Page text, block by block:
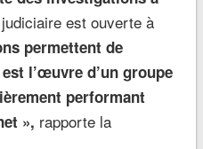
est ouverte à
permettent de
l’œuvre d’un groupe
performant
», rapporte la